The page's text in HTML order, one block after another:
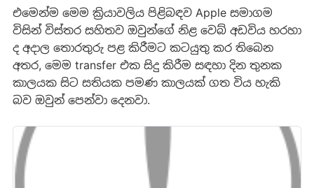
එමෙන්ම මෙම ක්‍රියාවලිය පිළිබඳව Apple සමාගම
විසින් විස්තර සහිතව ඔවුන්ගේ නිළ වෙබ් අඩවිය හරහා
ද අදාල තොරතුරු පළ කිරීමට කටයුතු කර තිබෙන
අතර, මෙම transfer එක සිදු කිරීම සඳහා දින තුනක
කාලයක සිට සතියක පමණ කාලයක් ගත විය හැකි
බව ඔවුන් පෙන්වා දෙනවා.